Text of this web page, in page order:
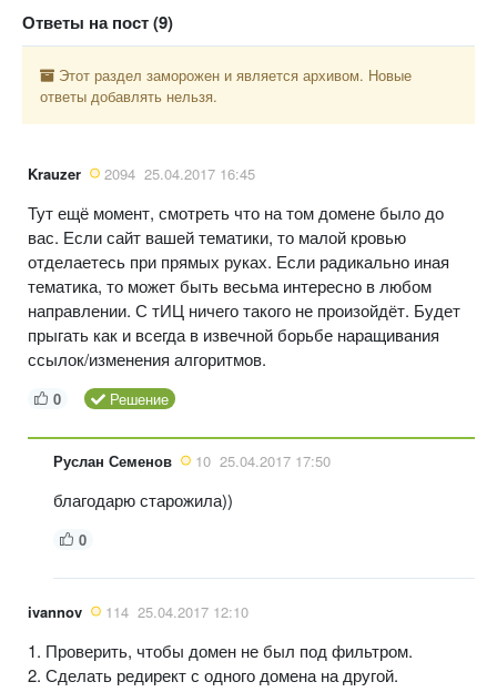
Ответы на пост (9)
Этот раздел заморожен и является архивом. Новые
ответы добавлять нельзя.
Krauzer 2094 25.04.2017 16:45
Тут ещё момент, смотреть что на том домене было до
вас. Если сайт вашей тематики, то малой кровью
отделаетесь при прямых руках. Если радикально иная
тематика, то может быть весьма интересно в любом
направлении. С тИЦ ничего такого не произойдёт. Будет
прыгать как и всегда в извечной борьбе наращивания
ссылок/изменения алгоритмов.
0 Решение
Руслан Семенов 10 25.04.2017 17:50
благодарю старожила))
0
ivannov 114 25.04.2017 12:10
1. Проверить, чтобы домен не был под фильтром.
2. Сделать редирект с одного домена на другой.